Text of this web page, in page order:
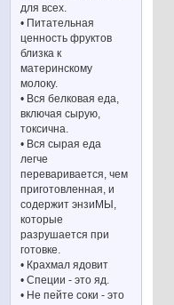
для всех.
• Питательная
ценность фруктов
близка к
материнскому
молоку.
• Вся белковая еда,
включая сырую,
токсична.
• Вся сырая еда
легче
переваривается, чем
приготовленная, и
содержит энзиМЫ,
которые
разрушается при
готовке.
• Крахмал ядовит
• Специи - это яд.
• Не пейте соки - это